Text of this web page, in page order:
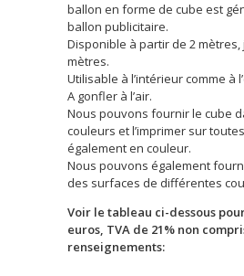
ballon en forme de cube est
ballon publicitaire.
Disponible à partir de 2 mètres,
mètres.
Utilisable à l’intérieur comme à
A gonfler à l’air.
Nous pouvons fournir le cube
couleurs et l’imprimer sur
également en couleur.
Nous pouvons également
des surfaces de différentes
Voir le tableau ci-dessous
euros, TVA de 21% non
renseignements: